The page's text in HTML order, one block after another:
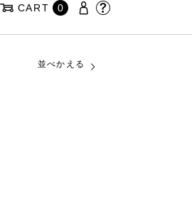
CART 0
並べかえる